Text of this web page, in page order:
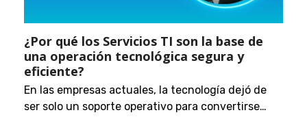
¿Por qué los Servicios TI son la base de
una operación tecnológica segura y
eficiente?
En las empresas actuales, la tecnología dejó de
ser solo un soporte operativo para convertirse…